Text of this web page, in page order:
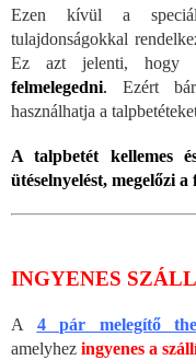
Ezen kívül a
tulajdonságokkal
Ez azt jelenti, hogy
felmelegedni. Ezért
használhatja a
A talpbetét kellemes
ütéselnyelést, megelőzi
INGYENES
A 4 pár melegítő
amelyhez ingyenes a